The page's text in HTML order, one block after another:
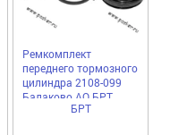
Ремкомплект
переднего тормозного
цилиндра 2108-099
Балаково АО БРТ
БРТ